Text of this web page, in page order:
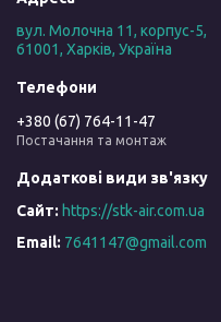
вул. Молочна 11, корпус-5,
61001, Харків, Україна
+380 (67) 764-11-47
Постачання та монтаж
https://stk-air.com.ua
7641147@gmail.com